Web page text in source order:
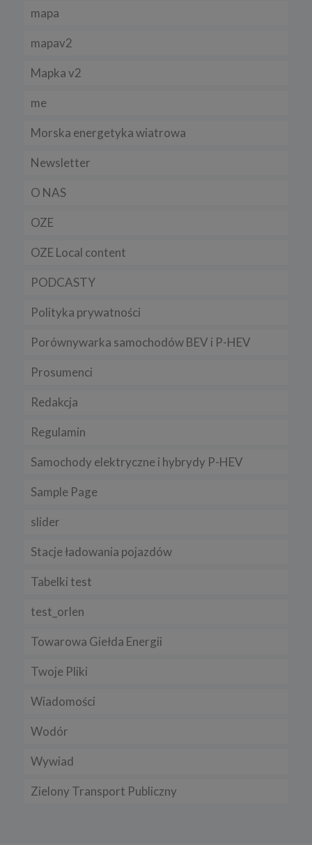
mapa
mapav2
Mapka v2
me
Morska energetyka wiatrowa
Newsletter
O NAS
OZE
OZE Local content
PODCASTY
Polityka prywatności
Porównywarka samochodów BEV i P-HEV
Prosumenci
Redakcja
Regulamin
Samochody elektryczne i hybrydy P-HEV
Sample Page
slider
Stacje ładowania pojazdów
Tabelki test
test_orlen
Towarowa Giełda Energii
Twoje Pliki
Wiadomości
Wodór
Wywiad
Zielony Transport Publiczny
Niniejsza Polityka może być co pewien czas aktualizowana poprzez
Regulamin serwisu